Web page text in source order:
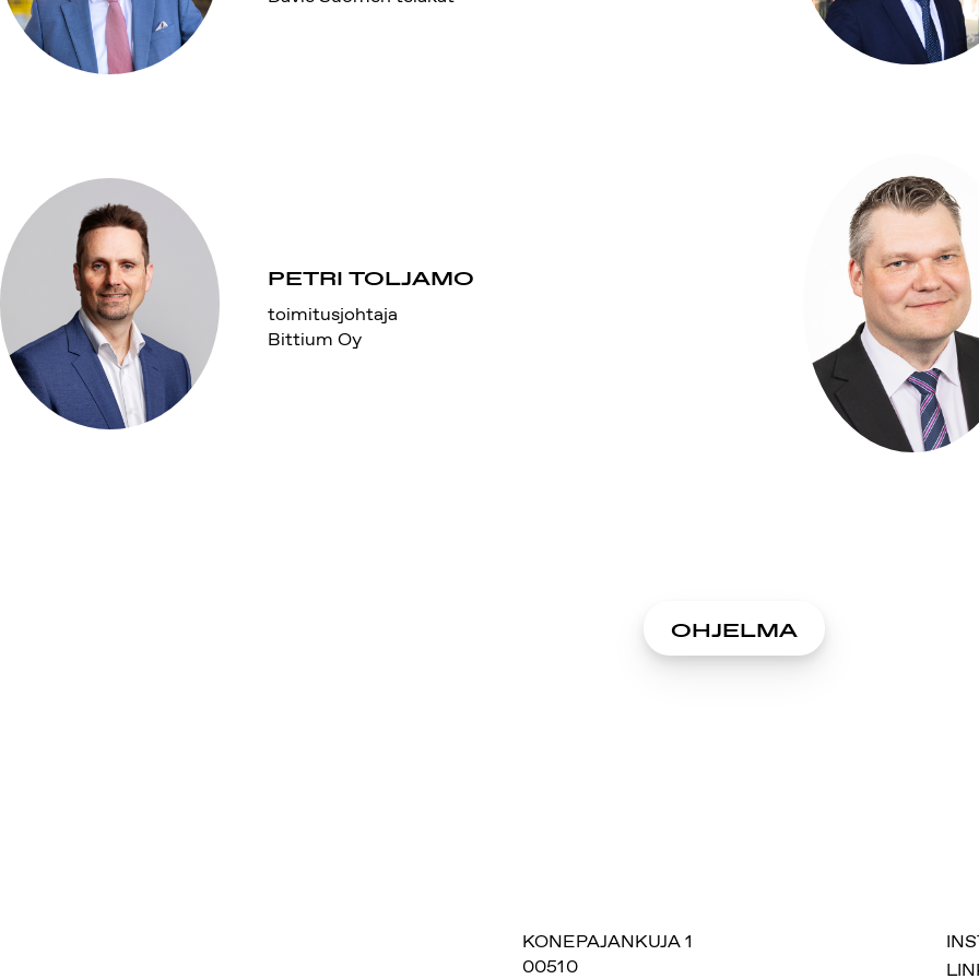
PETRI TOLJAMO
toimitusjohtaja
Bittium Oy
OHJELMA
SUOMIAREENA
KONEPAJANKUJA 1
00510